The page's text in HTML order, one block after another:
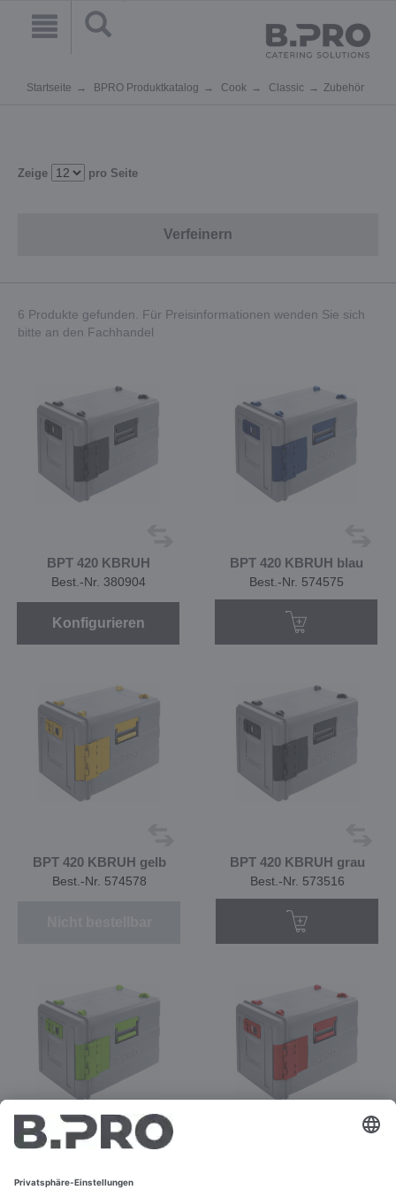
Startseite BPRO Produktkatalog Cook Classic Zubehör
Zeige pro Seite
Verfeinern
6 Produkte gefunden. Für Preisinformationen wenden Sie sich
bitte an den Fachhandel
BPT 420 KBRUH
Best.-Nr. 380904
Konfigurieren
BPT 420 KBRUH blau
Best.-Nr. 574575
BPT 420 KBRUH gelb
Best.-Nr. 574578
BPT 420 KBRUH grau
Best.-Nr. 573516
Best.-Nr. 574577